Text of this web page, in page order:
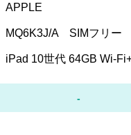
APPLE
MQ6K3J/A SIMフリー
iPad 10世代 64GB Wi-
-